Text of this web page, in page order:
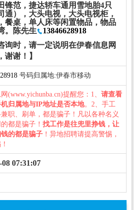
锋范，捷达轿车通用雪地胎4只
通），大头电视，大头电视柜，
餐桌，单人床等闲置物品，物品
。陈先生
13846628918
询时，请一定说明在伊春信息网
谢谢！】
号码归属地:伊春市移动
(www.yichunba.cn)提醒您：1、 请查看
归属地与IP地址是否本地。2、手工
职、刷单，都是骗子！凡以各种名义
都是骗子！ 找工作是往兜里挣钱，让
的都是骗子 ！异地招聘请提高警惕，
08 07:31:07